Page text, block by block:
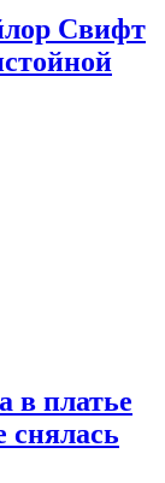
Свифт
в платье
снялась